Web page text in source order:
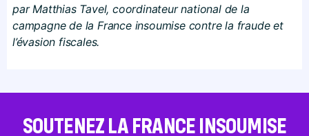
par Matthias Tavel, coordinateur national de la
campagne de la France insoumise contre la fraude et
l’évasion fiscales.
SOUTENEZ LA FRANCE INSOUMISE